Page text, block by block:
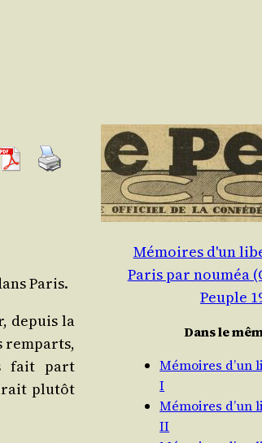
Paris.
depuis la
rem­parts,
fait part
plu­tôt
Mémoires d'un
Paris par nouméa
Peuple
Dans le
Mémoires d’un
I
Mémoires d’un
II